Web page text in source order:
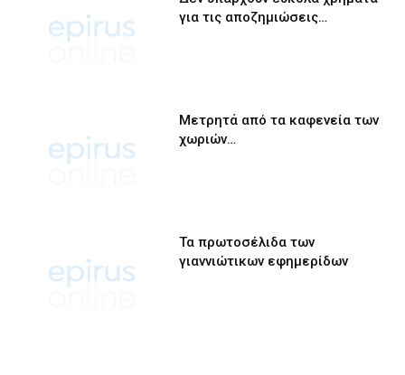
για τις αποζημιώσεις…
Μετρητά από τα καφενεία των
χωριών…
Τα πρωτοσέλιδα των
γιαννιώτικων εφημερίδων